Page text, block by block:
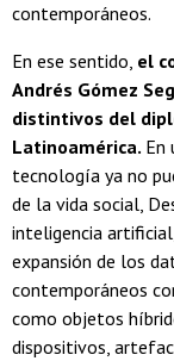
contemporáneos.
En ese sentido, el
Andrés Gómez
distintivos del
Latinoamérica. En
tecnología ya no
de la vida social,
inteligencia
expansión de los
contemporáneos
como objetos
dispositivos,